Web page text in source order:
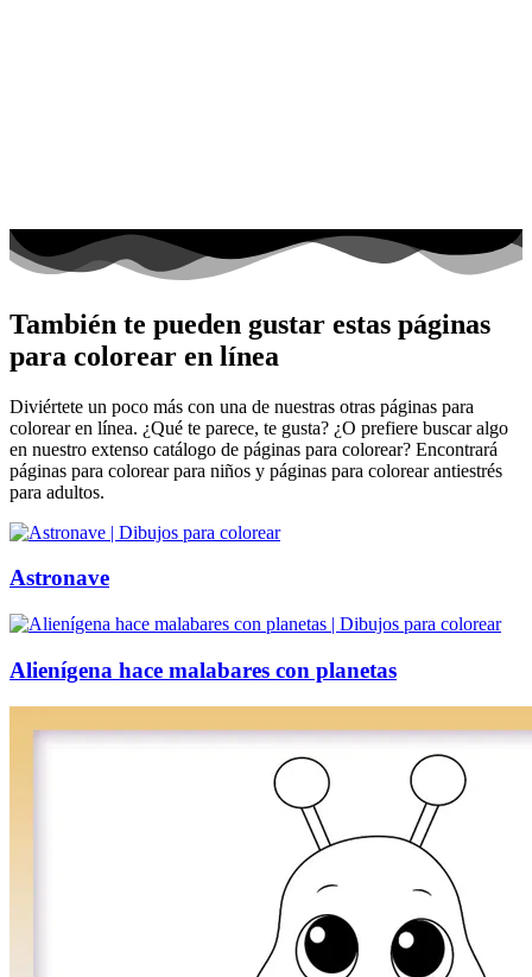
También te pueden gustar estas páginas
para colorear en línea
Diviértete un poco más con una de nuestras otras páginas para
colorear en línea. ¿Qué te parece, te gusta? ¿O prefiere buscar algo
en nuestro extenso catálogo de páginas para colorear? Encontrará
páginas para colorear para niños y páginas para colorear antiestrés
para adultos.
Astronave
Alienígena hace malabares con planetas